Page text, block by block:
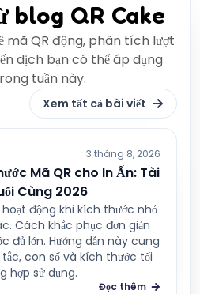
blog QR Cake
mã QR động, phân tích lượt
dịch bạn có thể áp dụng
tuần này.
Xem tất cả bài viết
3 tháng 8, 2026
Mã QR cho In Ấn: Tài
Cùng 2026
động khi kích thước nhỏ
Cách khắc phục đơn giản
đủ lớn. Hướng dẫn này cung
con số và kích thước tối
hợp sử dụng.
Đọc thêm